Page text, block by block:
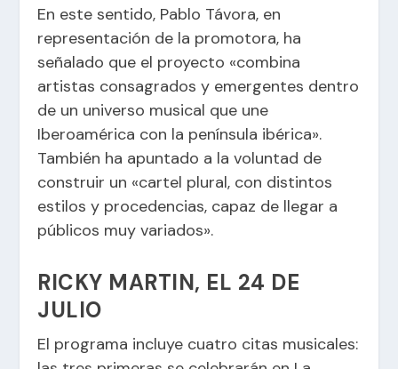
En este sentido, Pablo Távora, en
representación de la promotora, ha
señalado que el proyecto «combina
artistas consagrados y emergentes dentro
de un universo musical que une
Iberoamérica con la península ibérica».
También ha apuntado a la voluntad de
construir un «cartel plural, con distintos
estilos y procedencias, capaz de llegar a
públicos muy variados».
RICKY MARTIN, EL 24 DE
JULIO
El programa incluye cuatro citas musicales: